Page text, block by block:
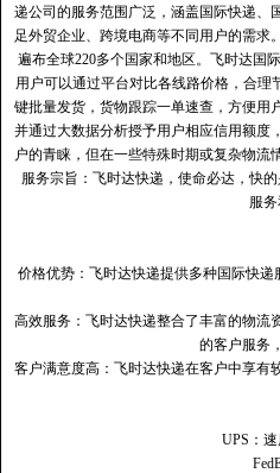
递公司的服务范围广泛，涵盖国际快递、
足外贸企业、跨境电商等不同用户的需求
遍布全球220多个国家和地区。飞时达国
用户可以通过平台对比各线路价格，合
键批量发货，货物跟踪一单速查，方便用
并通过大数据分析授予用户相应信用额度
户的青睐，但在一些特殊时期或复杂物
服务宗旨：飞时达快递，使命必达，快
服
价格优势：飞时达快递提供多种国际快
高效服务：飞时达快递整合了丰富的物流
的客户服务
客户满意度高‌：飞时达快递在客户中享有
UPS：